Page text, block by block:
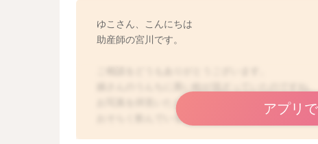
ゆこさん、こんにちは
助産師の宮川です。
お写真を拝見いたしました。
おそらく飲んでいるものに含まれる、脂肪分やカ
アプリ